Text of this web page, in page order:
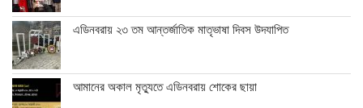
এডিনবরায় ২৩ তম আন্তর্জাতিক মাতৃভাষা দিবস উদযাপিত
আমানের অকাল মৃত্যুতে এডিনবরায় শোকের ছায়া